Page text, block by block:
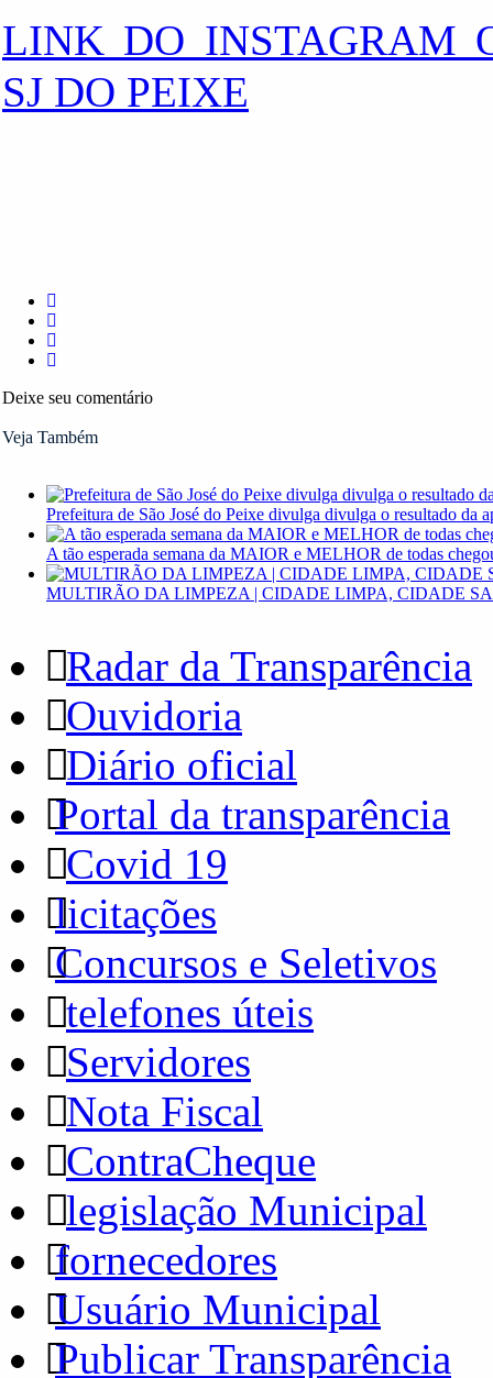
LINK DO INSTAGRAM
SJ DO PEIXE
Deixe seu comentário
Veja Também
Prefeitura de São José do Peixe divulga divulga o resultado da
A tão esperada semana da MAIOR e MELHOR de todas
MULTIRÃO DA LIMPEZA | CIDADE LIMPA, CIDADE
Radar da Transparência
Ouvidoria
Diário oficial
Portal da transparência
Covid 19
licitações
Concursos e Seletivos
telefones úteis
Servidores
Nota Fiscal
ContraCheque
legislação Municipal
fornecedores
Usuário Municipal
Publicar Transparência